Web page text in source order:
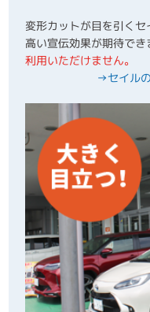
変形カットが目を引く
高い宣伝効果が期待でき
利用いただけません。
→セイル